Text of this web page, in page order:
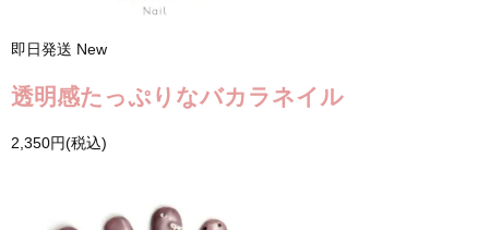
即日発送 New
透明感たっぷりなバカラネイル
2,350円(税込)